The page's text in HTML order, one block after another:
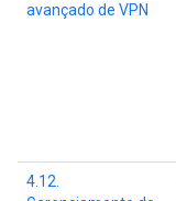
avançado de VPN
4.12.